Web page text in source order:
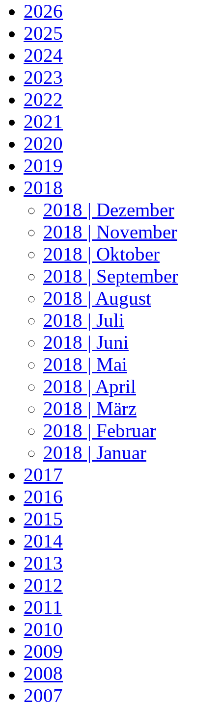
2026
2025
2024
2023
2022
2021
2020
2019
2018
2018 | Dezember
2018 | November
2018 | Oktober
2018 | September
2018 | August
2018 | Juli
2018 | Juni
2018 | Mai
2018 | April
2018 | März
2018 | Februar
2018 | Januar
2017
2016
2015
2014
2013
2012
2011
2010
2009
2008
2007